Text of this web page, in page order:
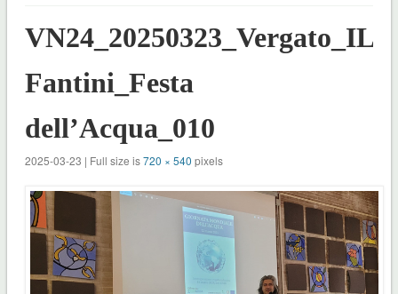
VN24_20250323_Vergato_ILF
Fantini_Festa
dell’Acqua_010
2025-03-23 | Full size is720 × 540 pixels